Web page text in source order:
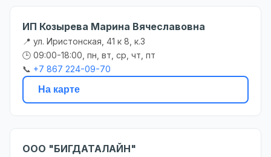
ИП Козырева Марина Вячеславовна
📍 ул. Иристонская, 41 к 8, к.3
🕒 09:00-18:00, пн, вт, ср, чт, пт
📞 +7 867 224-09-70
На карте
ООО "БИГДАТАЛАЙН"